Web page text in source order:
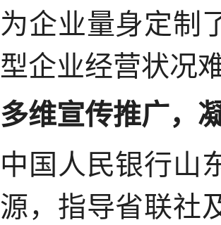
为企业量身定制
型企业经营状况
多维宣传推广，
中国人民银行山
源，指导省联社